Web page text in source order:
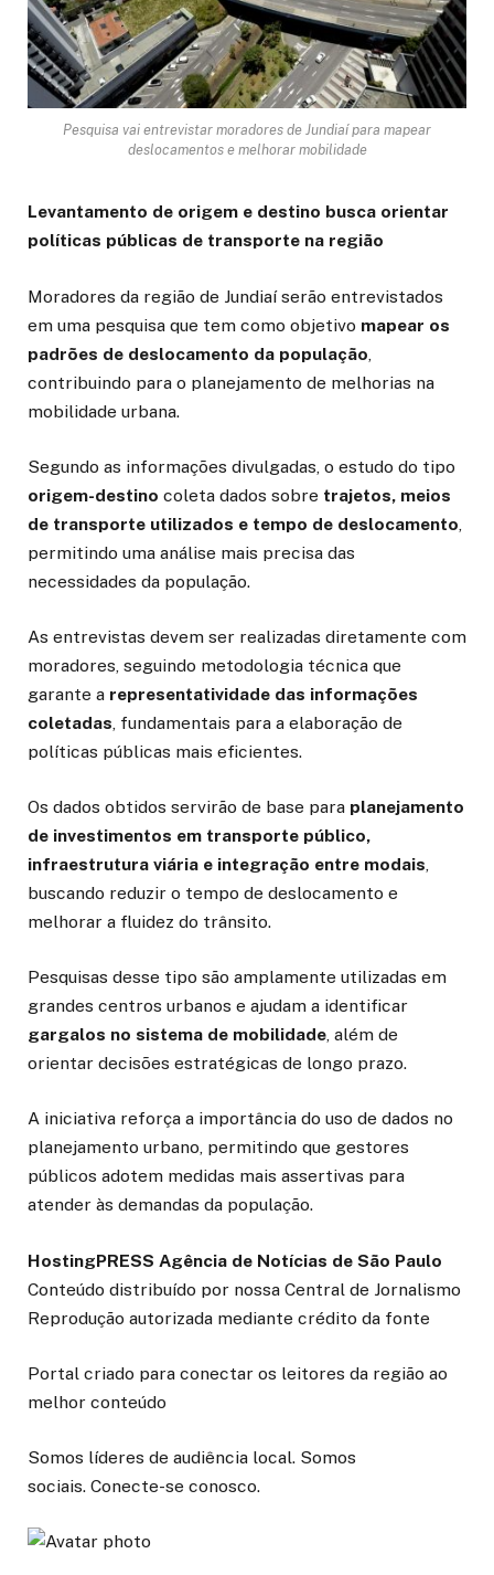
Pesquisa vai entrevistar moradores de Jundiaí para mapear
deslocamentos e melhorar mobilidade
Levantamento de origem e destino busca orientar
políticas públicas de transporte na região
Moradores da região de Jundiaí serão entrevistados
em uma pesquisa que tem como objetivo mapear os
padrões de deslocamento da população
contribuindo para o planejamento de melhorias na
mobilidade urbana.
Segundo as informações divulgadas, o estudo do tipo
origem-destino coleta dados sobre trajetos, meios
de transporte utilizados e tempo de deslocamento
permitindo uma análise mais precisa das
necessidades da população.
As entrevistas devem ser realizadas diretamente com
moradores, seguindo metodologia técnica que
garante a representatividade das informações
coletadas, fundamentais para a elaboração de
políticas públicas mais eficientes.
Os dados obtidos servirão de base para planejamento
de investimentos em transporte público,
infraestrutura viária e integração entre modais,
buscando reduzir o tempo de deslocamento e
melhorar a fluidez do trânsito.
Pesquisas desse tipo são amplamente utilizadas em
grandes centros urbanos e ajudam a identificar
gargalos no sistema de mobilidade, além de
orientar decisões estratégicas de longo prazo.
A iniciativa reforça a importância do uso de dados no
planejamento urbano, permitindo que gestores
públicos adotem medidas mais assertivas para
atender às demandas da população.
HostingPRESS Agência de Notícias de São Paulo
Conteúdo distribuído por nossa Central de Jornalismo
Reprodução autorizada mediante crédito da fonte
Portal criado para conectar os leitores da região ao
melhor conteúdo
Somos líderes de audiência local. Somos
sociais. Conecte-se conosco.